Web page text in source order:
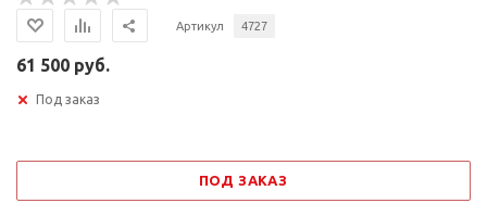
Артикул 4727
61 500 руб.
Под заказ
ПОД ЗАКАЗ